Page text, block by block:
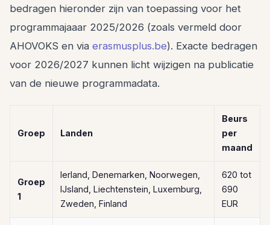
bedragen hieronder zijn van toepassing voor het
programmajaaar 2025/2026 (zoals vermeld door
AHOVOKS en via erasmusplus.be). Exacte bedragen
voor 2026/2027 kunnen licht wijzigen na publicatie
van de nieuwe programmadata.
Groep Landen
Beurs
per
maand
Groep
1
Ierland, Denemarken, Noorwegen,
IJsland, Liechtenstein, Luxemburg,
Zweden, Finland
620 tot
690
EUR